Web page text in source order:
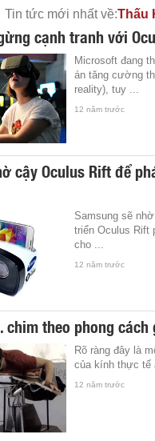
Tin tức mới nhất về:Thấu
cạnh tranh với
Microsoft đang
án tăng cường
reality), tuy ...
12 năm trước
cậy Oculus Rift để
Samsung sẽ
triển Oculus Rift
cho ...
12 năm trước
chim theo phong cách
Rõ ràng đây là
của kính thực tế
12 năm trước